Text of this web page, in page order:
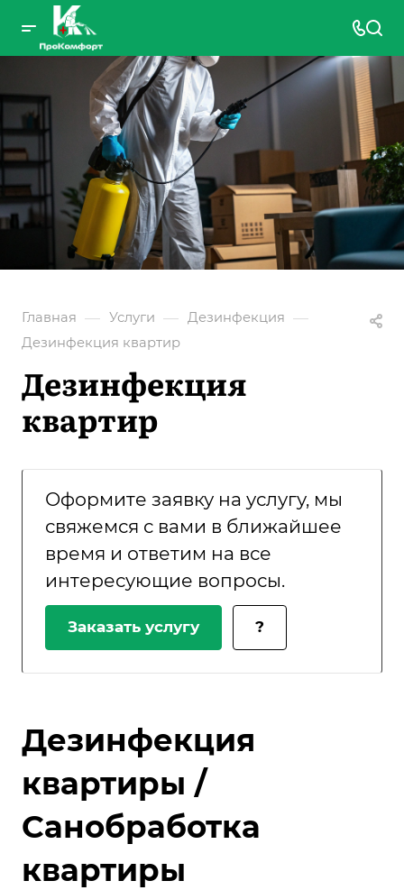
Главная — Услуги — Дезинфекция —
Дезинфекция квартир
Дезинфекция
квартир
Оформите заявку на услугу, мы
свяжемся с вами в ближайшее
время и ответим на все
интересующие вопросы.
Заказать услугу ?
Дезинфекция
квартиры /
Санобработка
квартиры